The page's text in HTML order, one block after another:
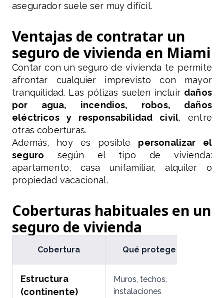
asegurador suele ser muy difícil.
Ventajas de contratar un
seguro de vivienda en Miami
Contar con un seguro de vivienda te permite
afrontar cualquier imprevisto con mayor
tranquilidad. Las pólizas suelen incluir daños
por agua, incendios, robos, daños
eléctricos y responsabilidad civil, entre
otras coberturas.
Además, hoy es posible personalizar el
seguro según el tipo de vivienda:
apartamento, casa unifamiliar, alquiler o
propiedad vacacional.
Coberturas habituales en un
seguro de vivienda
Cobertura Qué protege
Estructura
(continente)
Muros, techos,
instalaciones